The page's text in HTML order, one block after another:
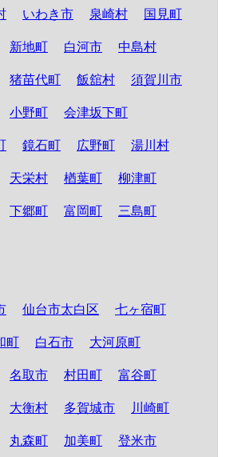
いわき市 泉崎村 国見町
新地町 白河市 中島村
猪苗代町 飯舘村 須賀川市
小野町 会津坂下町
鏡石町 広野町 湯川村
天栄村 楢葉町 柳津町
下郷町 富岡町 三島町
仙台市太白区 七ヶ宿町
町 白石市 大河原町
名取市 村田町 富谷町
大衡村 多賀城市 川崎町
丸森町 加美町 登米市